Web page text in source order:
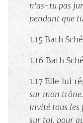
n'as-tu pas
pendant que
1.15 Bath
1.16 Bath
1.17 Elle lui
sur mon trône.
invité tous
sur toi, pour